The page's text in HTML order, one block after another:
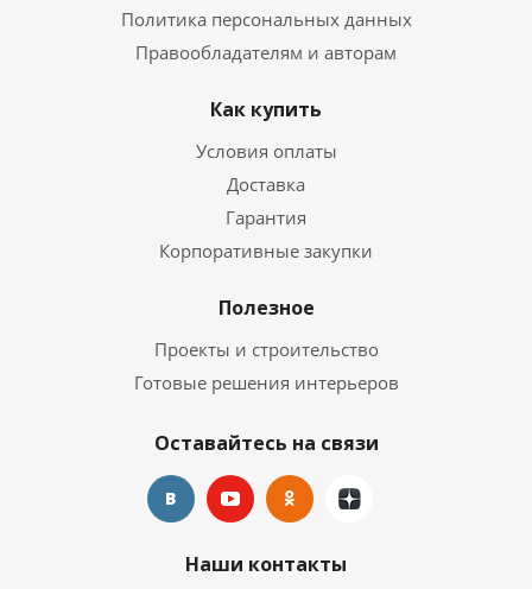
Политика персональных данных
Правообладателям и авторам
Как купить
Условия оплаты
Доставка
Гарантия
Корпоративные закупки
Полезное
Проекты и строительство
Готовые решения интерьеров
Оставайтесь на связи
Наши контакты